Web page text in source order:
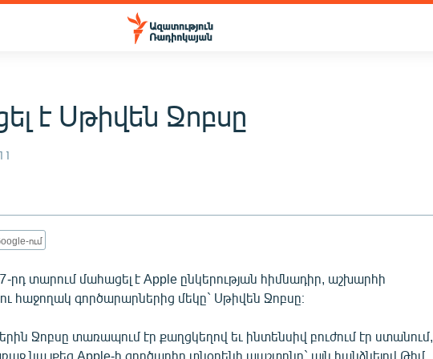
է Սթիվեն Ջոբսը
ում
րդ տարում մահացել է Apple ընկերության հիմնադիր, աշխարհի
հաջողակ գործարարներից մեկը` Սթիվեն Ջոբսը։
Ջոբսը տառապում էր քաղցկեղով եւ ինտենսիվ բուժում էր ստանում,
նա լքեց Apple-ի գործադիր տնօրենի պաշտոնը` այն հանձնելով Թիմ